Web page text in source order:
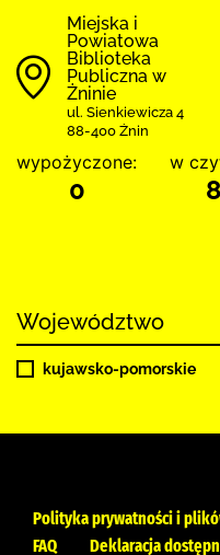
Miejska i
Powiatowa
Biblioteka
Publiczna w
Żninie
ul. Sienkiewicza 4
88-400 Żnin
wypożyczone:
0
w
8
Województwo
kujawsko-pomorskie
Polityka prywatności i
FAQ
Deklaracja